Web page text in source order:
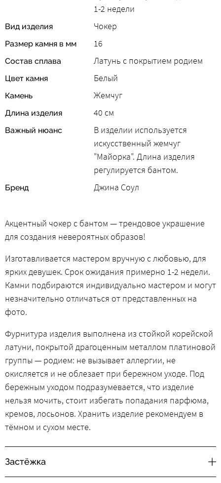
1-2 недели
Вид изделия Чокер
Размер камня в мм 16
Состав сплава Латунь с покрытием родием
Цвет камня Белый
Камень Жемчуг
Длина изделия 40 см
Важный нюанс
В изделии используется
искусственный жемчуг
"Майорка". Длина изделия
регулируется бантом.
Бренд Джина Соул
Акцентный чокер с бантом — трендовое украшение
для создания невероятных образов!
Изготавливается мастером вручную с любовью, для
ярких девушек. Срок ожидания примерно 1-2 недели.
Камни подбираются индивидуально мастером и могут
незначительно отличаться от представленных на
фото.
Фурнитура изделия выполнена из стойкой корейской
латуни, покрытой драгоценным металлом платиновой
группы — родием: не вызывает аллергии, не
окисляется и не облезает при бережном уходе. Под
бережным уходом подразумевается, что изделие
нельзя мочить, стоит избегать попадания парфюма,
кремов, лосьонов. Хранить изделие рекомендуем в
тёмном и сухом месте.
Застёжка